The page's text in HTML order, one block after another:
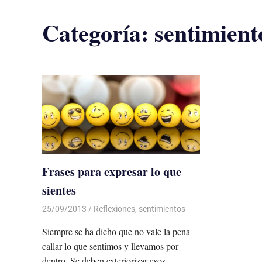
Categoría:
Frases para expresar lo que
sientes
25/09/2013 Luis Castellanos
Reflexiones, sentimientos
Siempre se ha dicho que no vale la pena
callar lo que sentimos y llevamos por